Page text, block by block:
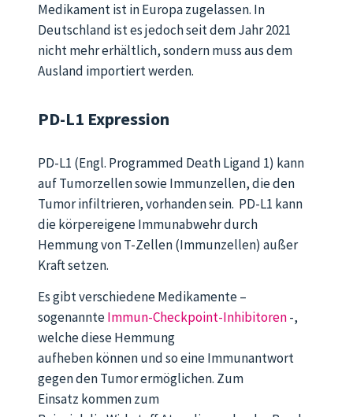
Medikament ist in Europa zugelassen. In
Deutschland ist es jedoch seit dem Jahr 2021
nicht mehr erhältlich, sondern muss aus dem
Ausland importiert werden.
PD-L1 Expression
PD-L1 (Engl. Programmed Death Ligand 1) kann
auf Tumorzellen sowie Immunzellen, die den
Tumor infiltrieren, vorhanden sein. PD-L1 kann
die körpereigene Immunabwehr durch
Hemmung von T-Zellen (Immunzellen) außer
Kraft setzen.
Es gibt verschiedene Medikamente –
sogenannteImmun-Checkpoint-Inhibitoren-,
welche diese Hemmung
aufheben können und so eine Immunantwort
gegen den Tumor ermöglichen. Zum
Einsatz kommen zum